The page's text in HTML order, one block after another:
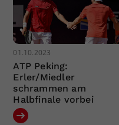
01.10.2023
ATP Peking:
Erler/Miedler
schrammen am
Halbfinale vorbei